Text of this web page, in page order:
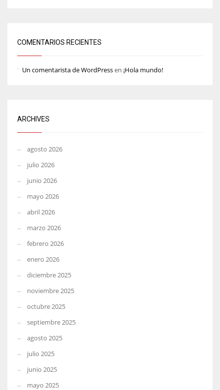
COMENTARIOS RECIENTES
Un comentarista de WordPressen ¡Hola mundo!
ARCHIVES
agosto 2026
julio 2026
junio 2026
mayo 2026
abril 2026
marzo 2026
febrero 2026
enero 2026
diciembre 2025
noviembre 2025
octubre 2025
septiembre 2025
agosto 2025
julio 2025
junio 2025
mayo 2025